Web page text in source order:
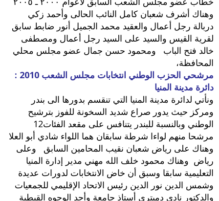
‬وهناك أشرف شعبان كامل النائب الحالى وأحمد زكي
دربالة رجل أعمال والعقيد محمد الجميل أنور ضابط سابق
لقرية القيس والسيد على السيد رجل أعمال ومصطفى
خالد فتح الباب ومحمود حسن جمال عضو مجلس محلي
المحافظة،‮
مرشحي الحزب الوطني انتخابات مجلس الشعب 2010 :
دائرة مدينة المنيا
ونأتي لدائرة مدينة المنيا التي تنقسم بدورها الى بندر
ومركز حيث يدور صراع شديد السخونة للفوز بترشيح
‬مرشحا منهم لواءا شرطة سابقان هما اللواء شادي أبو العلا
وهناك على رياض شعبان نقيب المحامين السابق وعلى
رياض وهناك محمود خلف الله مهني مدير إدارة المنيا
التعليمية سابقا وسبق أن خاض الانتخابات لدورات عديدة
وشمس الدين نور الدين رئيس الاتحاد الإقليمي للجمعيات
والدكتور نادي دميتري أستاذ جامعة وأحد الوجوه القبطية